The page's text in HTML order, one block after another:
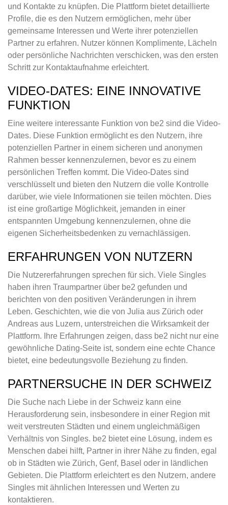
und Kontakte zu knüpfen. Die Plattform bietet detaillierte
Profile, die es den Nutzern ermöglichen, mehr über
gemeinsame Interessen und Werte ihrer potenziellen
Partner zu erfahren. Nutzer können Komplimente, Lächeln
oder persönliche Nachrichten verschicken, was den ersten
Schritt zur Kontaktaufnahme erleichtert.
VIDEO-DATES: EINE INNOVATIVE
FUNKTION
Eine weitere interessante Funktion von be2 sind die Video-
Dates. Diese Funktion ermöglicht es den Nutzern, ihre
potenziellen Partner in einem sicheren und anonymen
Rahmen besser kennenzulernen, bevor es zu einem
persönlichen Treffen kommt. Die Video-Dates sind
verschlüsselt und bieten den Nutzern die volle Kontrolle
darüber, wie viele Informationen sie teilen möchten. Dies
ist eine großartige Möglichkeit, jemanden in einer
entspannten Umgebung kennenzulernen, ohne die
eigenen Sicherheitsbedenken zu vernachlässigen.
ERFAHRUNGEN VON NUTZERN
Die Nutzererfahrungen sprechen für sich. Viele Singles
haben ihren Traumpartner über be2 gefunden und
berichten von den positiven Veränderungen in ihrem
Leben. Geschichten, wie die von Julia aus Zürich oder
Andreas aus Luzern, unterstreichen die Wirksamkeit der
Plattform. Ihre Erfahrungen zeigen, dass be2 nicht nur eine
gewöhnliche Dating-Seite ist, sondern eine echte Chance
bietet, eine bedeutungsvolle Beziehung zu finden.
PARTNERSUCHE IN DER SCHWEIZ
Die Suche nach Liebe in der Schweiz kann eine
Herausforderung sein, insbesondere in einer Region mit
weit verstreuten Städten und einem ungleichmäßigen
Verhältnis von Singles. be2 bietet eine Lösung, indem es
Menschen dabei hilft, Partner in ihrer Nähe zu finden, egal
ob in Städten wie Zürich, Genf, Basel oder in ländlichen
Gebieten. Die Plattform erleichtert es den Nutzern, andere
Singles mit ähnlichen Interessen und Werten zu
kontaktieren.